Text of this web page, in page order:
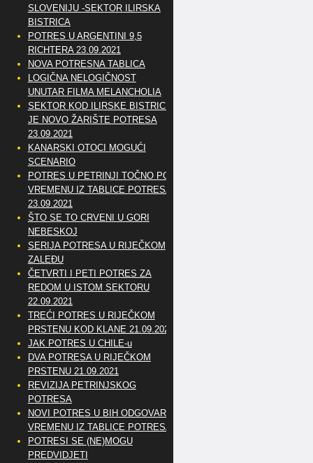
SLOVENIJU -SEKTOR ILIRSKA
BISTRICA
POTRES U ARGENTINI 9,5
RICHTERA 23.09.2021
NOVA POTRESNA TABLICA
LOGIČNA NELOGIČNOST
UNUTAR FILMA MELANCHOLIA
SEKTOR KOD ILIRSKE BISTRICE
JE NOVO ŽARIŠTE POTRESA
23.09.2021
KANARSKI OTOCI MOGUĆI
SCENARIO
POTRES U PETRINJI TOČNO PO
VREMENU IZ TABLICE POTRESA
23.09.2021
ŠTO SE TO CRVENI U GORI
NEBESKOJ
SERIJA POTRESA U RIJEČKOM
ZALEĐU
ČETVRTI I PETI POTRES ZA
REDOM U ISTOM SEKTORU
22.09.2021
TREĆI POTRES U RIJEČKOM
PRSTENU KOD KLANE 21.09.2021
JAK POTRES U CHILE-u
DVA POTRESA U RIJEČKOM
PRSTENU 21.09.2021
REVIZIJA PETRINJSKOG
POTRESA
NOVI POTRES U BIH ODGOVARA
VREMENU IZ TABLICE POTRESA
POTRESI SE (NE)MOGU
PREDVIDJETI